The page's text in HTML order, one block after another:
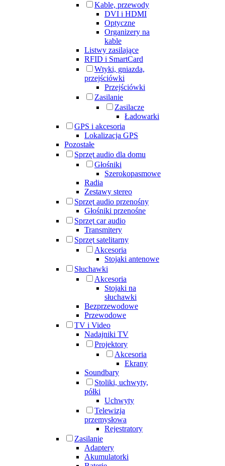
Kable, przewody
DVI i HDMI
Optyczne
Organizery na
kable
Listwy zasilające
RFID i SmartCard
Wtyki, gniazda,
przejściówki
Przejściówki
Zasilanie
Zasilacze
Ładowarki
GPS i akcesoria
Lokalizacja GPS
Pozostałe
Sprzęt audio dla domu
Głośniki
Szerokopasmowe
Radia
Zestawy stereo
Sprzęt audio przenośny
Głośniki przenośne
Sprzęt car audio
Transmitery
Sprzęt satelitarny
Akcesoria
Stojaki antenowe
Słuchawki
Akcesoria
Stojaki na
słuchawki
Bezprzewodowe
Przewodowe
TV i Video
Nadajniki TV
Projektory
Akcesoria
Ekrany
Soundbary
Stoliki, uchwyty,
półki
Uchwyty
Telewizja
przemysłowa
Rejestratory
Zasilanie
Adaptery
Akumulatorki